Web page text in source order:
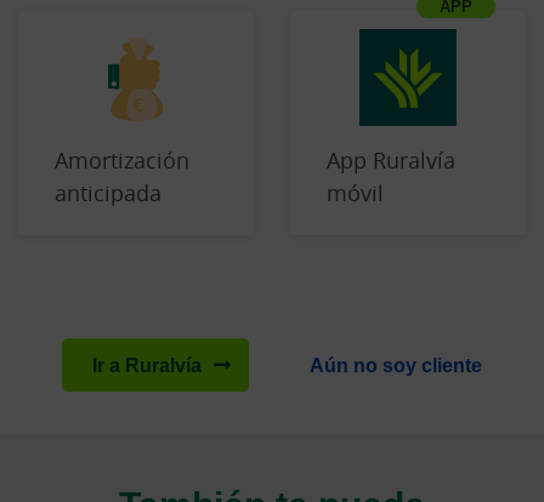
Amortización
anticipada
App Ruralvía
móvil
Ir a Ruralvía Aún no soy cliente